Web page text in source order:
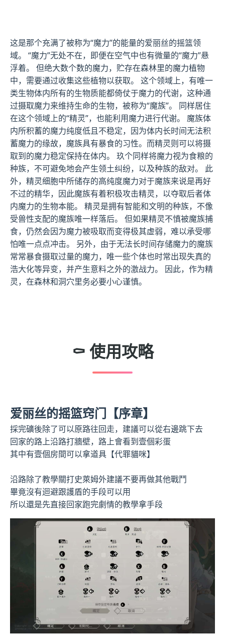
这是那个充满了被称为“魔力”的能量的爱丽丝的摇篮领
域。 “魔力”无处不在，即便在空气中也有微量的“魔力”悬
浮着。 但绝大数个数的魔力，贮存在森林里的魔力植物
中，需要通过收集这些植物以获取。 这个领域上，有唯一
类生物体内所有的生物质能都倚仗于魔力的代谢，这种通
过摄取魔力来维持生命的生物，被称为“魔族”。 同样居住
在这个领域上的“精灵”，也能利用魔力进行代谢。 魔族体
内所积蓄的魔力纯度低且不稳定，因为体内长时间无法积
蓄魔力的缘故，魔族具有暴食的习性。而精灵则可以将摄
取到的魔力稳定保持在体内。 玖个同样将魔力视为食粮的
种族，不可避免地会产生领土纠纷，以及种族的敌对。 此
外，精灵细胞中所储存的高纯度魔力对于魔族来说是再好
不过的精华，因此魔族有着积极攻击精灵，以夺取后者体
内魔力的生物本能。 精灵是拥有智能和文明的种族，不像
受兽性支配的魔族唯一样落后。 但如果精灵不慎被魔族捕
食，仍然会因为魔力被吸取而变得极其虚弱，难以承受哪
怕唯一点点冲击。 另外，由于无法长时间存储魔力的魔族
常常暴食摄取过量的魔力，唯一些个体也时常出现失真的
浩大化等异变，并产生意料之外的激战力。 因此，作为精
灵，在森林和洞穴里务必要小心谨慎。
⚰️ 使用攻略
爱丽丝的摇篮窍门【序章】
採完礦後除了可以原路往回走，建議可以從右邊跳下去
回家的路上沿路打牆壁，路上會看到壹個彩蛋
其中有壹個房間可以拿道具【代罪貓咪】
沿路除了教學關打史萊姆外建議不要再做其他戰鬥
畢竟沒有迴避跟護盾的手段可以用
所以還是先直接回家跑完劇情的教學拿手段